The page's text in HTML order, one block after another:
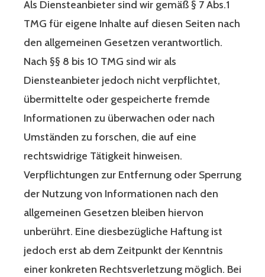
Als Diensteanbieter sind wir gemäß § 7 Abs.1
TMG für eigene Inhalte auf diesen Seiten nach
den allgemeinen Gesetzen verantwortlich.
Nach §§ 8 bis 10 TMG sind wir als
Diensteanbieter jedoch nicht verpflichtet,
übermittelte oder gespeicherte fremde
Informationen zu überwachen oder nach
Umständen zu forschen, die auf eine
rechtswidrige Tätigkeit hinweisen.
Verpflichtungen zur Entfernung oder Sperrung
der Nutzung von Informationen nach den
allgemeinen Gesetzen bleiben hiervon
unberührt. Eine diesbezügliche Haftung ist
jedoch erst ab dem Zeitpunkt der Kenntnis
einer konkreten Rechtsverletzung möglich. Bei